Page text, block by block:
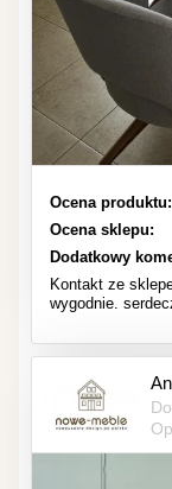
Ocena produktu:
Ocena sklepu:
Dodatkowy
Kontakt ze
wygodnie.